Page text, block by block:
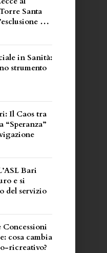
Santa
per
in Sanità:
strumento
Il Caos tra
“Speranza”
Bari
e si
del servizio
Concessioni
cosa cambia
ricreativo?